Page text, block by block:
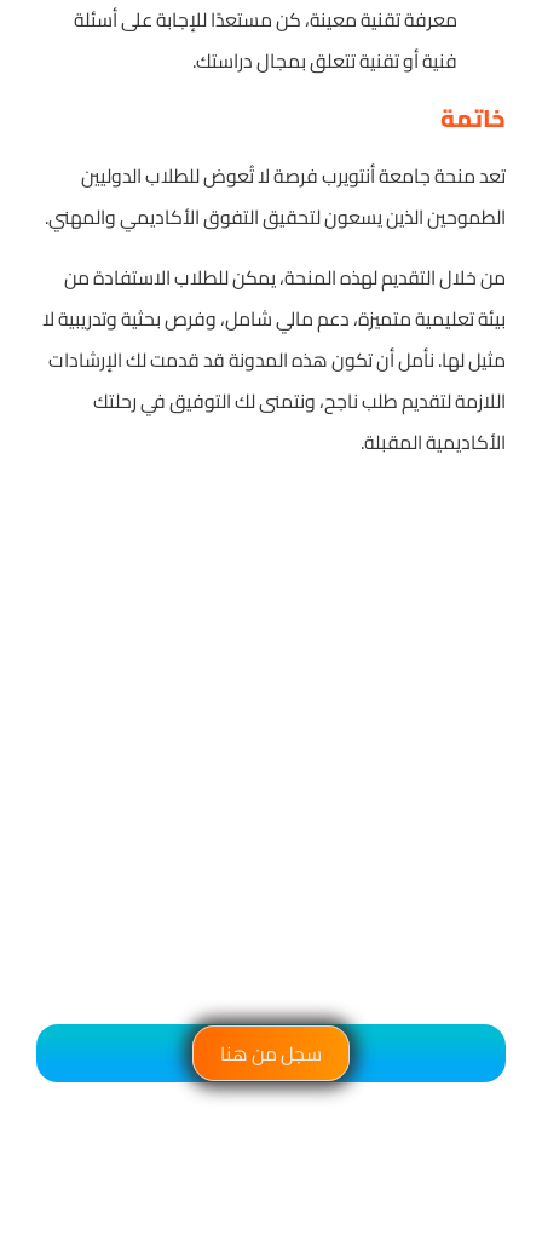
معرفة تقنية معينة، كن مستعدًا للإجابة على أسئلة
فنية أو تقنية تتعلق بمجال دراستك.
خاتمة
تعد منحة جامعة أنتويرب فرصة لا تُعوض للطلاب الدوليين
الطموحين الذين يسعون لتحقيق التفوق الأكاديمي والمهني.
من خلال التقديم لهذه المنحة، يمكن للطلاب الاستفادة من
بيئة تعليمية متميزة، دعم مالي شامل، وفرص بحثية وتدريبية لا
مثيل لها. نأمل أن تكون هذه المدونة قد قدمت لك الإرشادات
اللازمة لتقديم طلب ناجح، ونتمنى لك التوفيق في رحلتك
الأكاديمية المقبلة.
سجل من هنا